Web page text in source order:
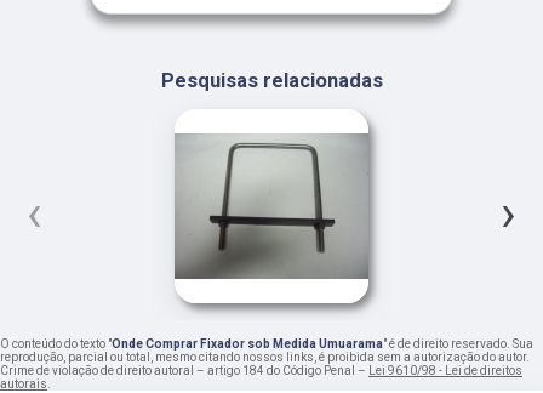
Pesquisas relacionadas
‹ ›
O conteúdo do texto "Onde Comprar Fixador sob Medida Umuarama" é de direito reservado. Sua
reprodução, parcial ou total, mesmo citando nossos links, é proibida sem a autorização do autor.
Crime de violação de direito autoral – artigo 184 do Código Penal – Lei 9610/98 - Lei de direitos
autorais.